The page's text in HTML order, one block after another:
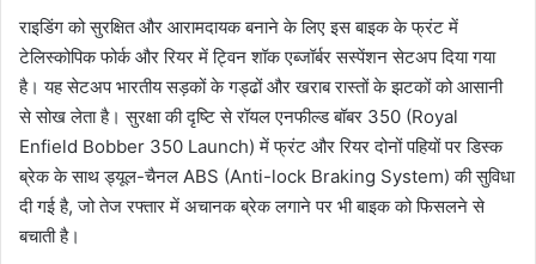
राइडिंग को सुरक्षित और आरामदायक बनाने के लिए इस बाइक के फ्रंट में
टेलिस्कोपिक फोर्क और रियर में ट्विन शॉक एब्जॉर्बर सस्पेंशन सेटअप दिया गया
है। यह सेटअप भारतीय सड़कों के गड्ढों और खराब रास्तों के झटकों को आसानी
से सोख लेता है। सुरक्षा की दृष्टि से रॉयल एनफील्ड बॉबर 350 (Royal
Enfield Bobber 350 Launch) में फ्रंट और रियर दोनों पहियों पर डिस्क
ब्रेक के साथ ड्यूल-चैनल ABS (Anti-lock Braking System) की सुविधा
दी गई है, जो तेज रफ्तार में अचानक ब्रेक लगाने पर भी बाइक को फिसलने से
बचाती है।